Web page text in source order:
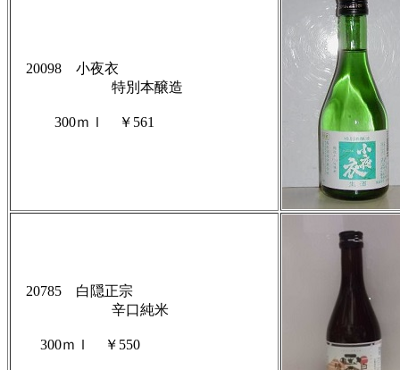
20098 小夜衣
特別本醸造
300ｍｌ ￥561
20785 白隠正宗
辛口純米
300ｍｌ ￥550